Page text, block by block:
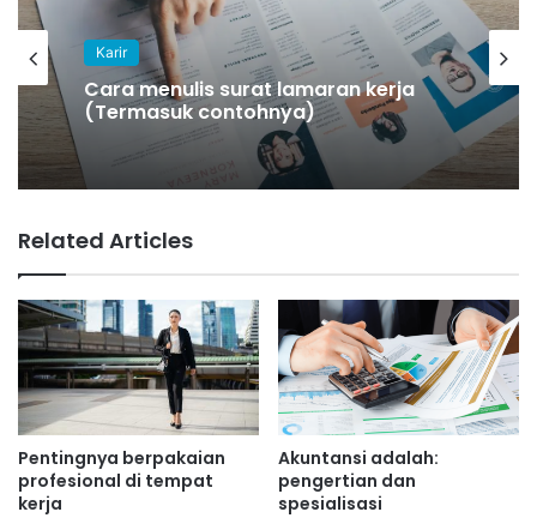
Karir
Cara menulis surat lamaran kerja
(Termasuk contohnya)
Related Articles
Pentingnya berpakaian
profesional di tempat
kerja
Akuntansi adalah:
pengertian dan
spesialisasi